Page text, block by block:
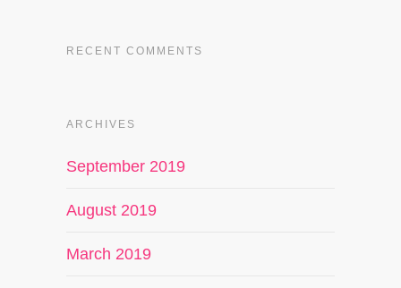
RECENT COMMENTS
ARCHIVES
September 2019
August 2019
March 2019